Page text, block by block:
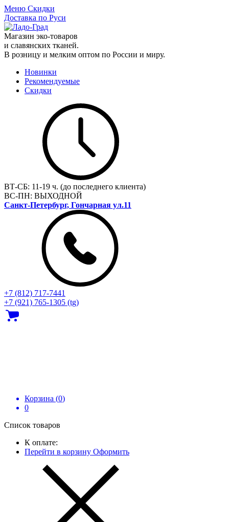
Меню Скидки
Доставка по Руси
Магазин эко-товаров
и славянских тканей.
В розницу и мелким оптом по России и миру.
Новинки
Рекомендуемые
Скидки
ВТ-СБ: 11-19 ч. (до последнего клиента)
ВС-ПН: ВЫХОДНОЙ
Санкт-Петербург, Гончарная ул.11
+7 (812) 717‑7441
+7 (921) 765-1305 (tg)
Корзина (0)
0
Список товаров
К оплате:
Перейти в корзину Оформить